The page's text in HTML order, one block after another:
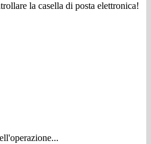
la casella di posta elettronica!